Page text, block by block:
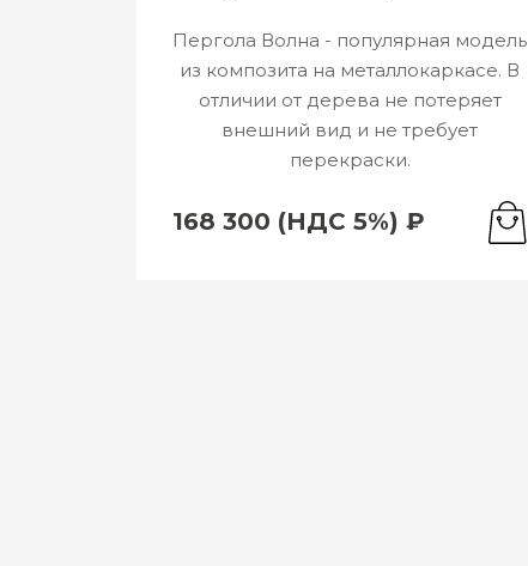
Пергола Волна - популярная модель
из композита на металлокаркасе. В
отличии от дерева не потеряет
внешний вид и не требует
перекраски.
168 300 (НДС 5%) ₽